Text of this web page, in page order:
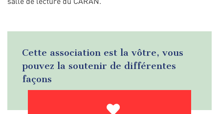
Cette association est la vôtre, vous
pouvez la soutenir de différentes
façons